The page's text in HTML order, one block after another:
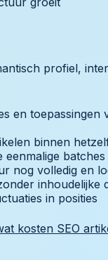
profiel,
en toepassingen
binnen
batches
nog volledig en
inhoudelijke
in posities
kosten SEO